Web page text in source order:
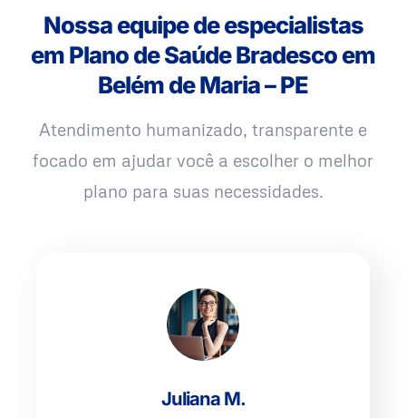
Nossa equipe de especialistas
em Plano de Saúde Bradesco em
Belém de Maria – PE
Atendimento humanizado, transparente e
focado em ajudar você a escolher o melhor
plano para suas necessidades.
Juliana M.